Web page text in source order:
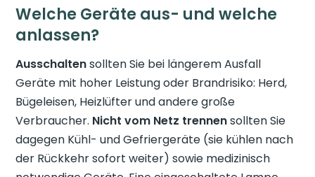
Welche Geräte aus- und welche
anlassen?
Ausschaltensollten Sie bei längerem Ausfall
Geräte mit hoher Leistung oder Brandrisiko: Herd,
Bügeleisen, Heizlüfter und andere große
Verbraucher. Nicht vom Netz trennensollten Sie
dagegen Kühl- und Gefriergeräte (sie kühlen nach
der Rückkehr sofort weiter) sowie medizinisch